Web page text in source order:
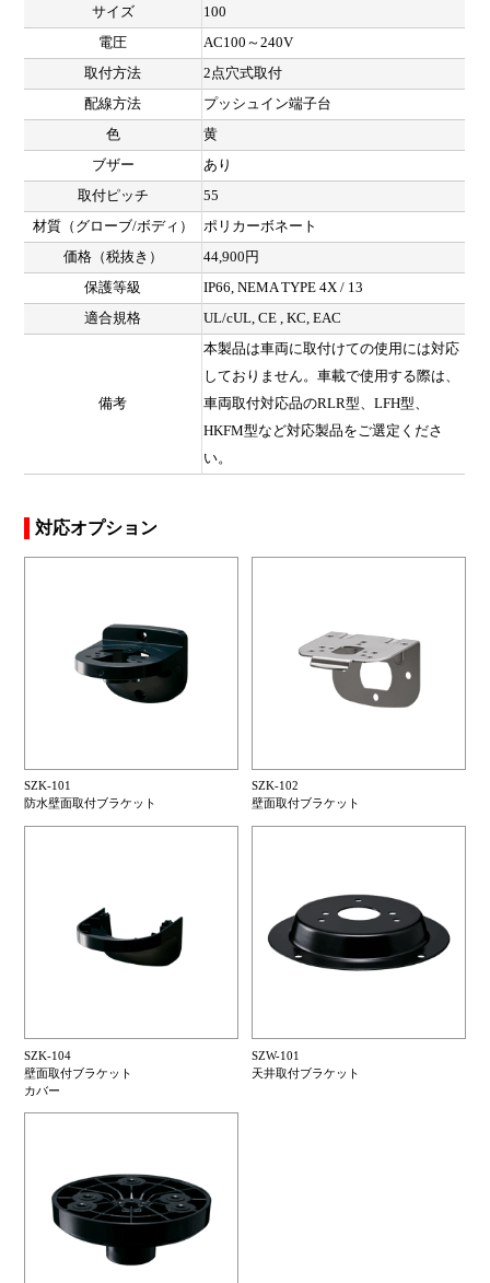
サイズ
100
電圧
AC100～240V
取付方法
2点穴式取付
配線方法
プッシュイン端子台
色
黄
ブザー
あり
取付ピッチ
55
材質（グローブ/ボディ）
ポリカーボネート
価格（税抜き）
44,900円
保護等級
IP66, NEMA TYPE 4X / 13
適合規格
UL/cUL, CE , KC, EAC
備考
本製品は車両に取付けての使用には対応
しておりません。車載で使用する際は、
車両取付対応品のRLR型、LFH型、
HKFM型など対応製品をご選定くださ
い。
対応オプション
SZK-101
防水壁面取付ブラケット
SZK-102
壁面取付ブラケット
SZK-104
壁面取付ブラケット
カバー
SZW-101
天井取付ブラケット